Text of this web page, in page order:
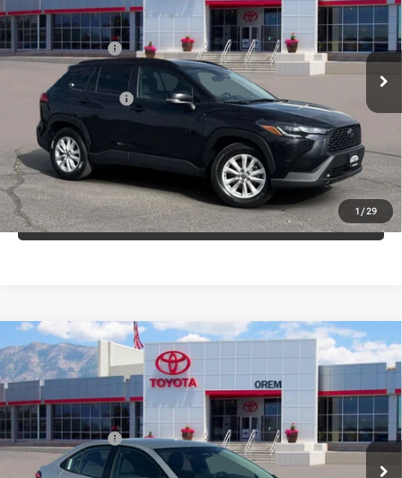
1 / 29
VIN: 7MUCAABG4RV080493 Valores: U17769 Modelo:6304
60,169 mi Ext. Int.
Less
Precio de Venta:
$28,879
+Dealer Doc Fee
$499
Precio de Internet:
LLÁMANOS
HAZ UNA PREGUNTA
Vehículos usados certificados 2024
COROLLALE
VIN: 5YFB4MDE3RP126804 Valores: U17777Modelo:1852
55,740 mi Ext. Int.
$20,933
PRECIO DE INTERNET
Less
Precio de Venta:
$22,050
+Dealer Doc Fee
$499
Comparar vehículo